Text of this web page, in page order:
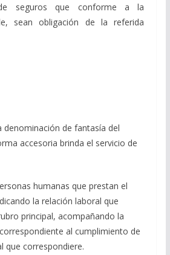
seguros que conforme a la
sean obligación de la referida
denominación de fantasía del
accesoria brinda el servicio de
humanas que prestan el
la relación laboral que
principal, acompañando la
al cumplimiento de
que correspondiere.